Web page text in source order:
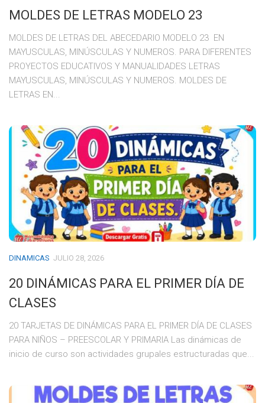
MOLDES DE LETRAS MODELO 23
MOLDES DE LETRAS DEL ABECEDARIO MODELO 23 EN
MAYUSCULAS, MINÚSCULAS Y NUMEROS. PARA DIFERENTES
PROYECTOS EDUCATIVOS Y MANUALIDADES LETRAS
MAYUSCULAS, MINÚSCULAS Y NUMEROS. MOLDES DE
LETRAS EN...
DINAMICAS JULIO 28, 2026
20 DINÁMICAS PARA EL PRIMER DÍA DE
CLASES
20 TARJETAS DE DINÁMICAS PARA EL PRIMER DÍA DE CLASES
PARA NIÑOS – PREESCOLAR Y PRIMARIA Las dinámicas de
inicio de curso son actividades grupales estructuradas que...